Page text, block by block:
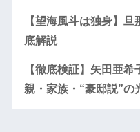
【望海風斗は独身】
底解説
【徹底検証】矢田亜
親・家族・“豪邸説”の